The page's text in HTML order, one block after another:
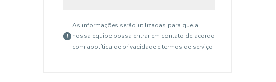
As informações serão utilizadas para que a
nossa equipe possa entrar em contato de acordo
com apolítica de privacidade e termos de serviço